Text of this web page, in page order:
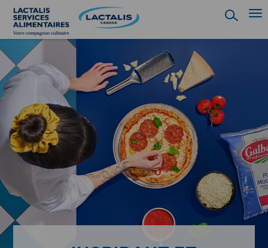
main
content